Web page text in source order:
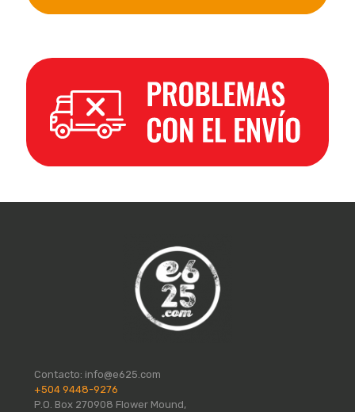
Contacto: info@e625.com
+504 9448-9276
P.O. Box 270908 Flower Mound,